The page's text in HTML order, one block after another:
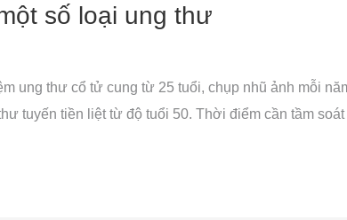
số loại ung thư
ung thư cổ tử cung từ 25 tuổi, chụp nhũ ảnh mỗi
tuyến tiền liệt từ độ tuổi 50. Thời điểm cần tầm soát